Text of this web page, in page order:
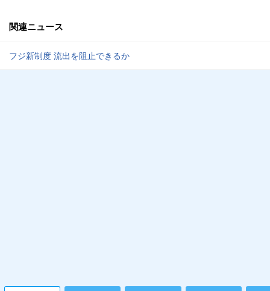
関連ニュース
フジ新制度 流出を阻止できるか